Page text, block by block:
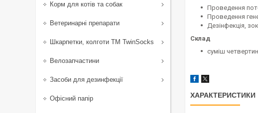
Проведення
Проведення
Дезінфекція,
Склад
суміш
ХАРАКТЕРИСТИКИ
Корм для котів та собак
Ветеринарні препарати
Шкарпетки, колготи ТМ TwinSocks
Велозапчастини
Засоби для дезинфекції
Офісний папір